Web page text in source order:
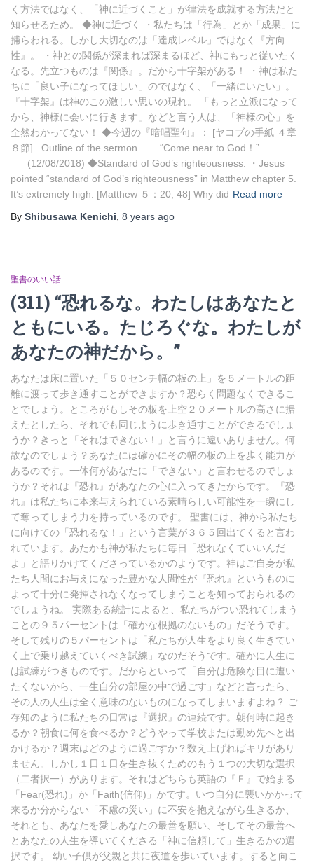
く方法ではなく、「神に近づくこと」が律法を成就する方法だと
知らせるため。 ◆神に近づく ・私たちは「行為」とか「成果」に
捕らわれる。しかし大切なのは「達成レベル」ではなく『方向
性』。 ・神との関係が深まれば深まるほど、神にもっと従いたく
なる。先立つものは『関係』。だから十字架がある！ ・神は私た
ちに「良い子になってほしい」のではなく、「一緒にいたい」。
『十字架』は神のこの激しい思いの現れ。 「もっと立派になって
から、神様に会いに行きます」などと言う人は、「神様の心」を
全然わかってない！ ◆今週の『暗唱聖句』： [ヤコブの手紙 ４章
８節] Outline of the sermon “Come near to God！”
(12/08/2018) ◆Standard of God’s righteousness. ・Jesus
pointed “standard of God’s righteousness” in Matthew chapter 5.
It’s extremely high. [Matthew ５：20, 48] Why did Read more
By Shibusawa Kenichi 8 years ago
聖書のいい話
(311) “恐れるな。わたしはあなたと
ともにいる。たじろぐな。わたしが
あなたの神だから。”
あなたは床に置いた「５０センチ幅の板の上」を５メートルの距
離に渡って歩き通すことができますか？恐らく問題なくできるこ
とでしょう。ところがもしその板を上空２０メートルの高さに据
えたとしたら、それでも同じように歩き通すことができるでしょ
うか？きっと「それはできない！」と言うに違いありません。何
故なのでしょう？あなたには確かにその幅の板の上を歩く能力が
あるのです。一体何があなたに「できない」と言わせるのでしょ
うか？それは『恐れ』があなたの心に入ってきたからです。『恐
れ』は私たちに本来与えられている素晴らしい可能性を一瞬にし
て奪ってしまう力を持っているのです。 聖書には、神から私たち
に向けての「恐れるな！」という言葉が３６５回出てくると言わ
れています。あたかも神が私たちに毎日「恐れなくていいんだ
よ」と語りかけてくださっているかのようです。神はご自身が私
たち人間にお与えになった豊かな人間性が『恐れ』というものに
よって十分に発揮されなくなってしまうことを知っておられるの
でしょうね。 実際ある統計によると、私たちがつい恐れてしまう
ことの９５パーセントは「確かな根拠のないもの」だそうです。
そして残りの５パーセントは「私たちが人生をより良く生きてい
く上で乗り越えていくべき試練」なのだそうです。確かに人生に
は試練がつきものです。だからといって「自分は危険な目に遭い
たくないから、一生自分の部屋の中で過ごす」などと言ったら、
その人の人生は全く意味のないものになってしまいますよね？ ご
存知のように私たちの日常は『選択』の連続です。朝何時に起き
るか？朝食に何を食べるか？どうやって学校または勤め先へと出
かけるか？週末はどのように過ごすか？数え上げればキリがあり
ません。しかし１日１日を生き抜くためのもう１つの大切な選択
（二者択一）があります。それはどちらも英語の『Ｆ』で始まる
「Fear(恐れ)」か「Faith(信仰)」かです。いつ自分に襲いかかって
来るか分からない「不慮の災い」に不安を抱えながら生きるか、
それとも、あなたを愛しあなたの最善を願い、そしてその最善へ
とあなたの人生を導いてくださる「神に信頼して」生きるかの選
択です。 幼い子供が父親と共に夜道を歩いています。すると向こ